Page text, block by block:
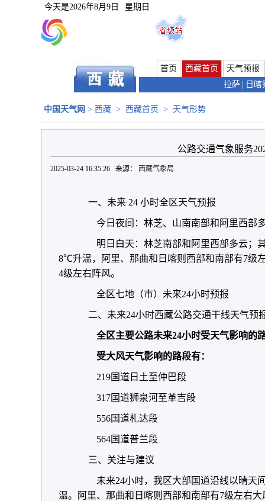
今天是2026年8月9日 星期日
首页 西藏首页
天气预报
拉萨
日喀
中国天气网 > 西藏 > 西藏首页 > 天气形势
公路交通气象服务
2025-03-24 16:35:26 来源： 西藏气象局
一、未来 24 小时全区天气预报
今日夜间： 林芝、山南南部和阿里西部
明日白天： 林芝南部和阿里西部多云；
8℃升温，阿里、那曲和日喀则西部和南部有7级
4级左右阵风。
全区七地（市）未来24小时预报
二、未来24小时西藏公路交通干线天气预
全区主要公路未来24小时受天气影响的
受大风天气影响的路段有：
219国道日土至仲巴段
317国道狮泉河至革吉段
556国道札达段
564国道普兰段
三、关注与建议
未来24小时，我区大部国道沿线以晴天
温。阿里、那曲和日喀则西部和南部有7级左右